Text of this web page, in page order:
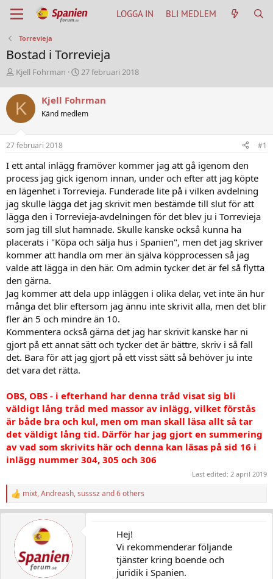
LOGGA IN BLI MEDLEM
Torrevieja
Bostad i Torrevieja
T
r
e
a
d
t
r
t
e
r
Kjell Fohrman
S
r
t
a
m
27 februari 2018
K Kjell Fohrman
Känd medlem
27 februari 2018 #1
I ett antal inlägg framöver kommer jag att gå igenom den
process jag gick igenom innan, under och efter att jag köpte
en lägenhet i Torrevieja. Funderade lite på i vilken avdelning
jag skulle lägga det jag skrivit men bestämde till slut för att
lägga den i Torrevieja-avdelningen för det blev ju i Torrevieja
som jag till slut hamnade. Skulle kanske också kunna ha
placerats i "Köpa och sälja hus i Spanien", men det jag skriver
kommer att handla om mer än själva köpprocessen så jag
valde att lägga in den här. Om admin tycker det är fel så flytta
den gärna.
Jag kommer att dela upp inläggen i olika delar, vet inte än hur
många det blir eftersom jag ännu inte skrivit alla, men det blir
fler än 5 och mindre än 10.
Kommentera också gärna det jag har skrivit kanske har ni
gjort på ett annat sätt och tycker det är bättre, skriv i så fall
det. Bara för att jag gjort på ett visst sätt så behöver ju inte
det vara det rätta.
OBS, OBS - i efterhand har denna tråd visat sig bli
väldigt lång tråd med massor av inlägg, vilket förstås
är både bra och kul, men om man skall läsa allt så tar
det väldigt lång tid. Därför har jag gjort en summering
av vad som skrivits här och denna kan läsas på sid 16 i
inlägg nummer 304, 305 och 306
Last edited: 2 april 2019
R
e
o
mixt,Andreash,sussszand 6 others
Hej!
Vi rekommenderar följande
tjänster kring boende och
juridik i Spanien.